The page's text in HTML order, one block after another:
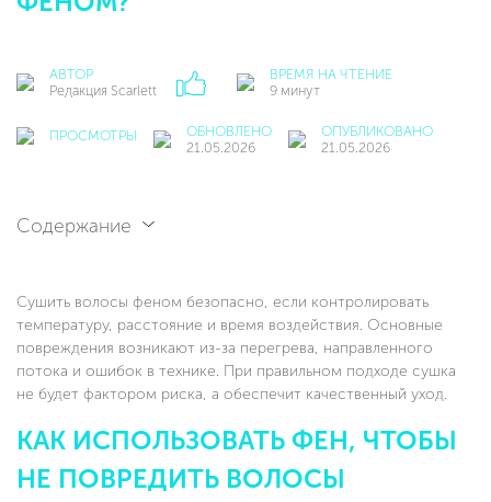
АВТОР
Редакция Scarlett
ВРЕМЯ НА ЧТЕНИЕ
9 минут
ПРОСМОТРЫ
ОБНОВЛЕНО
21.05.2026
ОПУБЛИКОВАНО
21.05.2026
Содержание
Сушить волосы феном безопасно, если контролировать
температуру, расстояние и время воздействия. Основные
повреждения возникают из-за перегрева, направленного
потока и ошибок в технике. При правильном подходе сушка
не будет фактором риска, а обеспечит качественный уход.
КАК ИСПОЛЬЗОВАТЬ ФЕН, ЧТОБЫ
НЕ ПОВРЕДИТЬ ВОЛОСЫ